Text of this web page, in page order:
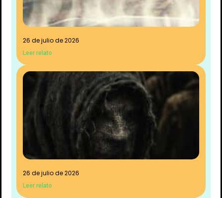
26 de julio de 2026
Leer relato
26 de julio de 2026
Leer relato